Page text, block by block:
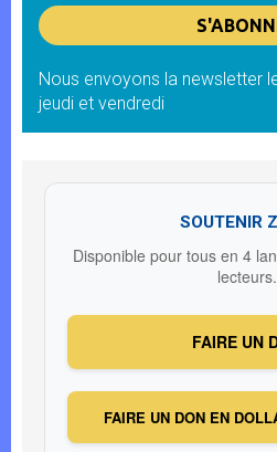
Nous envoyons la newsletter
jeudi et vendredi
SOUTENIR
Disponible pour tous en 4
lecteurs.
FAIRE UN
FAIRE UN DON EN